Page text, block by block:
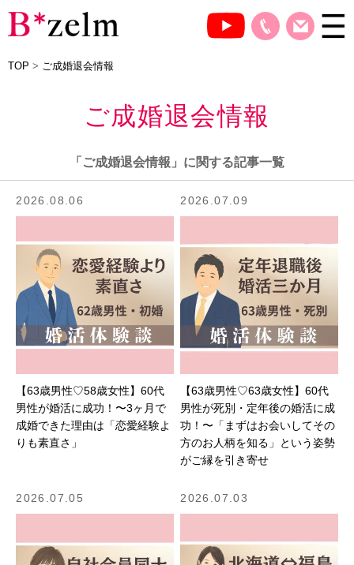
TOP > ご成婚退会情報
ご成婚退会情報
「ご成婚退会情報」に関する記事一覧
2026.08.06
【63歳男性♡58歳女性】60代
男性が婚活に成功！〜3ヶ月で
成婚できた理由は「恋愛経験よ
りも素直さ」
2026.07.09
【63歳男性♡63歳女性】60代
男性が死別・定年後の婚活に成
功！〜「まずはお会いしてその
方のお人柄を知る」という姿勢
がご縁を引き寄せ
2026.07.05 2026.07.03